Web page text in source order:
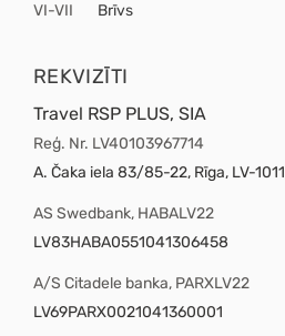
VI-VII
Brīvs
REKVIZĪTI
Travel RSP PLUS, SIA
Reģ. Nr. LV40103967714
A. Čaka iela 83/85-22, Rīga, LV-1011
AS Swedbank, HABALV22
LV83HABA0551041306458
A/S Citadele banka, PARXLV22
LV69PARX0021041360001